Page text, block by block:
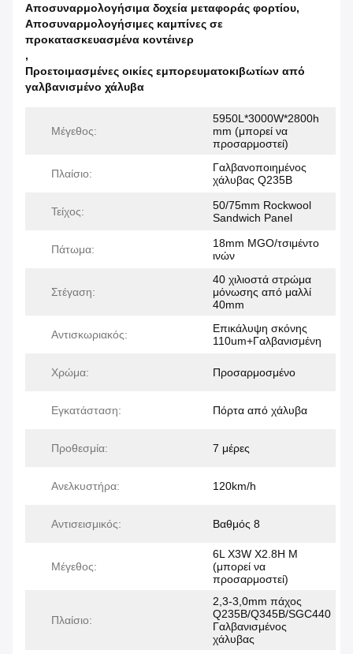
Αποσυναρμολογήσιμα δοχεία μεταφοράς φορτίου,
Αποσυναρμολογήσιμες καμπίνες σε
προκατασκευασμένα κοντέινερ
,
Προετοιμασμένες οικίες εμπορευματοκιβωτίων από
γαλβανισμένο χάλυβα
Μέγεθος:
5950L*3000W*2800h
mm (μπορεί να
προσαρμοστεί)
Πλαίσιο:
Γαλβανοποιημένος
χάλυβας Q235B
Τείχος:
50/75mm Rockwool
Sandwich Panel
Πάτωμα:
18mm MGO/τσιμέντο
ινών
Στέγαση:
40 χιλιοστά στρώμα
μόνωσης από μαλλί
40mm
Αντισκωριακός:
Επικάλυψη σκόνης
110um+Γαλβανισμένη
Χρώμα: Προσαρμοσμένο
Εγκατάσταση: Πόρτα από χάλυβα
Προθεσμία: 7 μέρες
Ανελκυστήρα: 120km/h
Αντισεισμικός: Βαθμός 8
Μέγεθος:
6L X3W X2.8H M
(μπορεί να
προσαρμοστεί)
Πλαίσιο:
2,3-3,0mm πάχος
Q235B/Q345B/SGC440
Γαλβανισμένος
χάλυβας